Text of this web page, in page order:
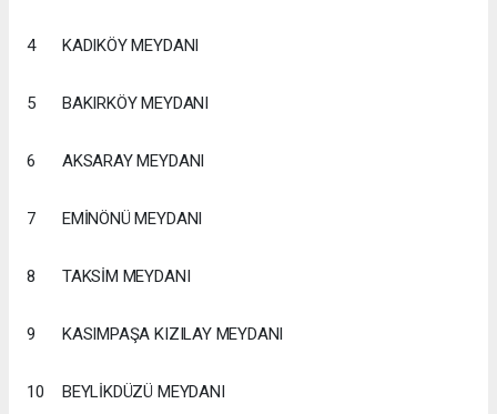
4 KADIKÖY MEYDANI
5 BAKIRKÖY MEYDANI
6 AKSARAY MEYDANI
7 EMİNÖNÜ MEYDANI
8 TAKSİM MEYDANI
9 KASIMPAŞA KIZILAY MEYDANI
10 BEYLİKDÜZÜ MEYDANI